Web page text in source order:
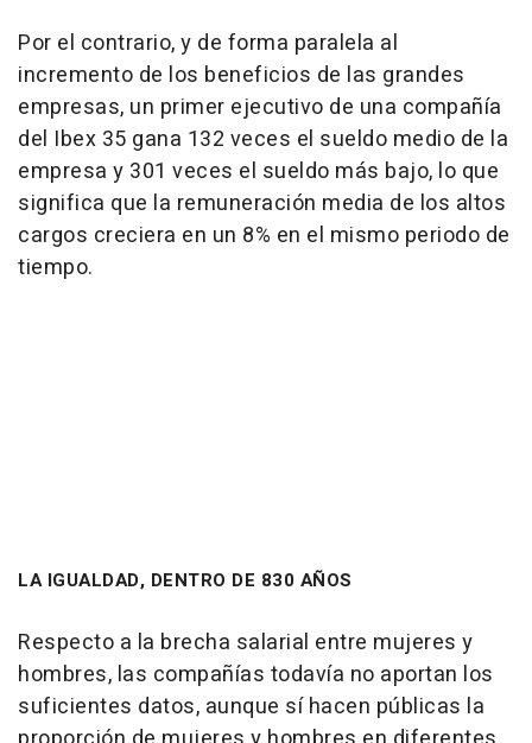
Por el contrario, y de forma paralela al
incremento de los beneficios de las grandes
empresas, un primer ejecutivo de una compañía
del Ibex 35 gana 132 veces el sueldo medio de la
empresa y 301 veces el sueldo más bajo, lo que
significa que la remuneración media de los altos
cargos creciera en un 8% en el mismo periodo de
tiempo.
LA IGUALDAD, DENTRO DE 830 AÑOS
Respecto a la brecha salarial entre mujeres y
hombres, las compañías todavía no aportan los
suficientes datos, aunque sí hacen públicas la